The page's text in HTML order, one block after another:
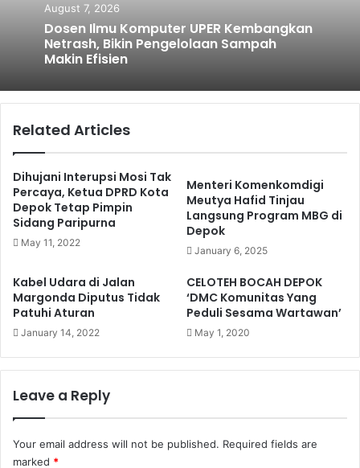
August 7, 2026
Dosen Ilmu Komputer UPER Kembangkan
Netrash, Bikin Pengelolaan Sampah
Makin Efisien
Related Articles
Dihujani Interupsi Mosi Tak
Percaya, Ketua DPRD Kota
Depok Tetap Pimpin
Sidang Paripurna
May 11, 2022
Menteri Komenkomdigi
Meutya Hafid Tinjau
Langsung Program MBG di
Depok
January 6, 2025
Kabel Udara di Jalan
Margonda Diputus Tidak
Patuhi Aturan
January 14, 2022
CELOTEH BOCAH DEPOK
‘DMC Komunitas Yang
Peduli Sesama Wartawan’
May 1, 2020
Leave a Reply
Your email address will not be published. Required fields are
marked *